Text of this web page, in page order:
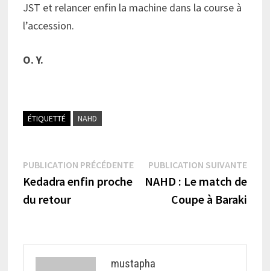
JST et relancer enfin la machine dans la course à
l’accession.
O. Y.
ÉTIQUETTÉ NAHD
Navigation
de
PUBLICATION PRÉCÉDENTEPublication
précédente :
Kedadra enfin proche
du retour
PUBLICATION SUIVANTE
NAHD : Le match de
Coupe à Baraki
mustapha